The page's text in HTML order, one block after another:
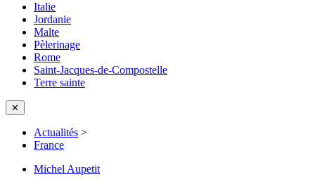
Italie
Jordanie
Malte
Pèlerinage
Rome
Saint-Jacques-de-Compostelle
Terre sainte
✕
Actualités >
France
Michel Aupetit